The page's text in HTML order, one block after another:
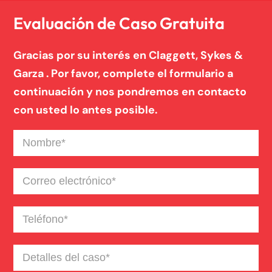
Resbalones Y Caidas
Responsabilidad Civil De La Propiedad
Responsabilidad De Productos
Negligencia Medica
Evaluación de Caso Gratuita
Gracias por su interés en Claggett, Sykes &
Garza . Por favor, complete el formulario a
continuación y nos pondremos en contacto
con usted lo antes posible.
Nombre(Required)
Correo
electrónico(Required)
Teléfono(Required)
Detalles